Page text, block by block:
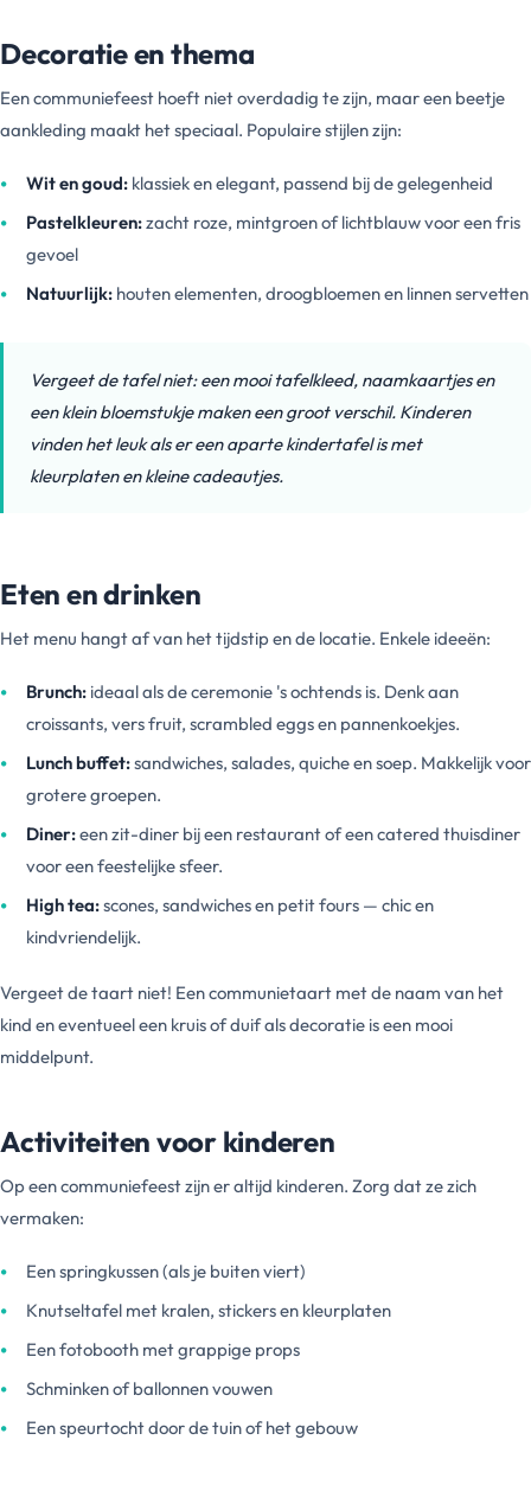
Decoratie en thema
Een communiefeest hoeft niet overdadig te zijn, maar een beetje
aankleding maakt het speciaal. Populaire stijlen zijn:
Wit en goud: klassiek en elegant, passend bij de gelegenheid
Pastelkleuren:zacht roze, mintgroen of lichtblauw voor een fris
gevoel
Natuurlijk: houten elementen, droogbloemen en linnen servetten
Vergeet de tafel niet: een mooi tafelkleed, naamkaartjes en
een klein bloemstukje maken een groot verschil. Kinderen
vinden het leuk als er een aparte kindertafel is met
kleurplaten en kleine cadeautjes.
Eten en drinken
Het menu hangt af van het tijdstip en de locatie. Enkele ideeën:
Brunch: ideaal als de ceremonie 's ochtends is. Denk aan
croissants, vers fruit, scrambled eggs en pannenkoekjes.
Lunch buffet:sandwiches, salades, quiche en soep. Makkelijk voor
grotere groepen.
Diner:een zit-diner bij een restaurant of een catered thuisdiner
voor een feestelijke sfeer.
High tea:scones, sandwiches en petit fours — chic en
kindvriendelijk.
Vergeet de taart niet! Een communietaart met de naam van het
kind en eventueel een kruis of duif als decoratie is een mooi
middelpunt.
Activiteiten voor kinderen
Op een communiefeest zijn er altijd kinderen. Zorg dat ze zich
vermaken:
Een springkussen (als je buiten viert)
Knutseltafel met kralen, stickers en kleurplaten
Een fotobooth met grappige props
Schminken of ballonnen vouwen
Een speurtocht door de tuin of het gebouw